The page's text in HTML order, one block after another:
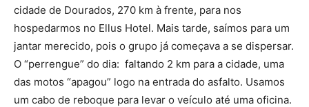
cidade de Dourados, 270 km à frente, para nos
hospedarmos no Ellus Hotel. Mais tarde, saímos para um
jantar merecido, pois o grupo já começava a se dispersar.
O “perrengue” do dia: faltando 2 km para a cidade, uma
das motos “apagou” logo na entrada do asfalto. Usamos
um cabo de reboque para levar o veículo até uma oficina.